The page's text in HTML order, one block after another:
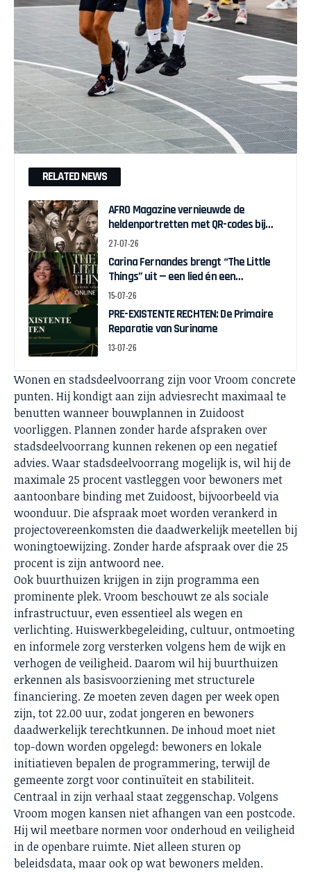
RELATED NEWS
AFRO Magazine vernieuwde de
heldenportretten met QR-codes bij
Assin Manso
27-07-26
Carina Fernandes brengt “The Little
Things” uit — een lied én een
interactieve game over weer in
15-07-26
PRE-EXISTENTE RECHTEN: De Primaire
Reparatie van Suriname
13-07-26
Wonen en stadsdeelvoorrang zijn voor Vroom concrete
punten. Hij kondigt aan zijn adviesrecht maximaal te
benutten wanneer bouwplannen in Zuidoost
voorliggen. Plannen zonder harde afspraken over
stadsdeelvoorrang kunnen rekenen op een negatief
advies. Waar stadsdeelvoorrang mogelijk is, wil hij de
maximale 25 procent vastleggen voor bewoners met
aantoonbare binding met Zuidoost, bijvoorbeeld via
woonduur. Die afspraak moet worden verankerd in
projectovereenkomsten die daadwerkelijk meetellen bij
woningtoewijzing. Zonder harde afspraak over die 25
procent is zijn antwoord nee.
Ook buurthuizen krijgen in zijn programma een
prominente plek. Vroom beschouwt ze als sociale
infrastructuur, even essentieel als wegen en
verlichting. Huiswerkbegeleiding, cultuur, ontmoeting
en informele zorg versterken volgens hem de wijk en
verhogen de veiligheid. Daarom wil hij buurthuizen
erkennen als basisvoorziening met structurele
financiering. Ze moeten zeven dagen per week open
zijn, tot 22.00 uur, zodat jongeren en bewoners
daadwerkelijk terechtkunnen. De inhoud moet niet
top-down worden opgelegd: bewoners en lokale
initiatieven bepalen de programmering, terwijl de
gemeente zorgt voor continuïteit en stabiliteit.
Centraal in zijn verhaal staat zeggenschap. Volgens
Vroom mogen kansen niet afhangen van een postcode.
Hij wil meetbare normen voor onderhoud en veiligheid
in de openbare ruimte. Niet alleen sturen op
beleidsdata, maar ook op wat bewoners melden.